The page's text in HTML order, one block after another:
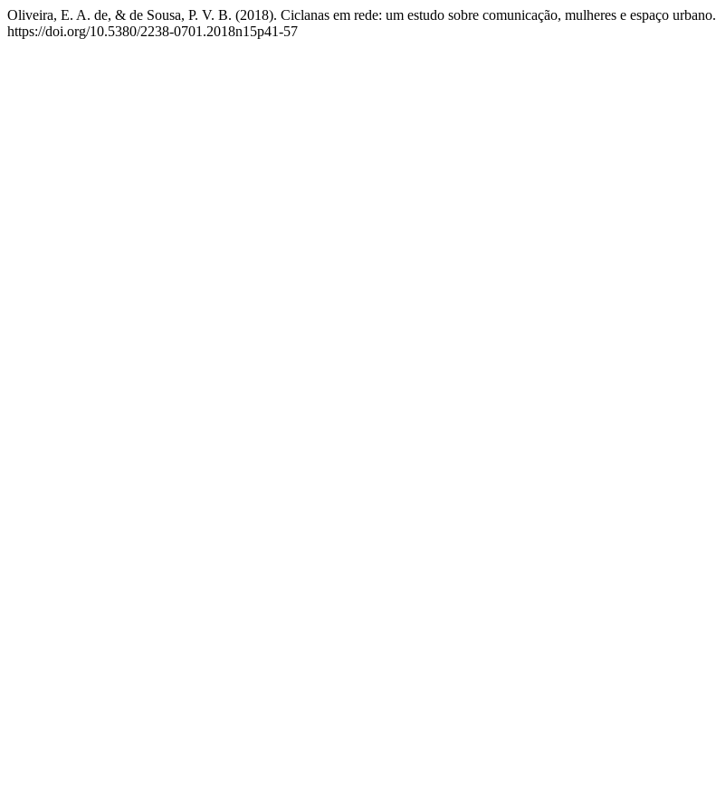
Oliveira, E. A. de, & de Sousa, P. V. B. (2018). Ciclanas em rede: um estudo sobre comunicação, mulheres e espaço urbano.
https://doi.org/10.5380/2238-0701.2018n15p41-57